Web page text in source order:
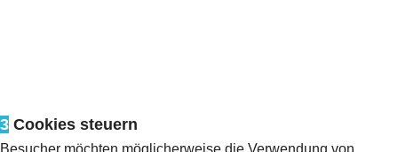
3 Cookies steuern
Besucher möchten möglicherweise die Verwendung von